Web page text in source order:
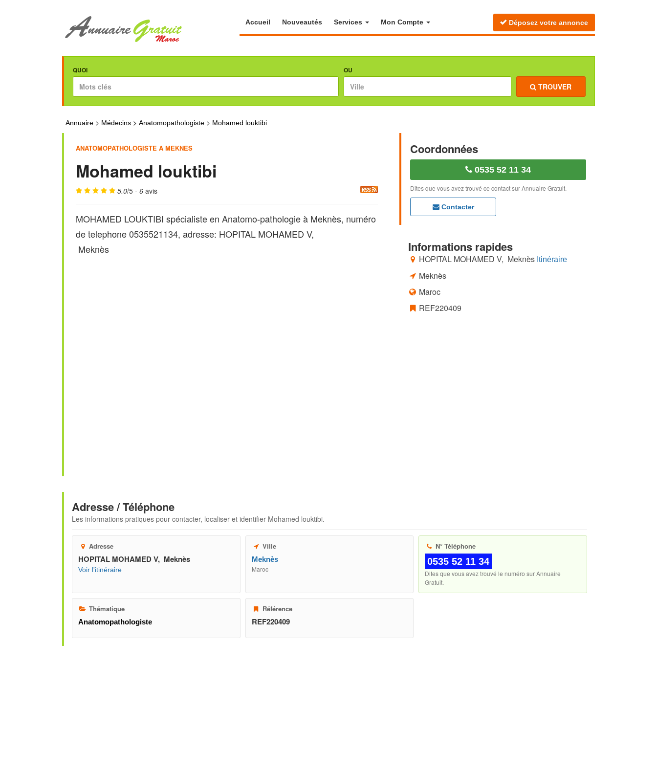
Accueil Nouveautés Services Mon Compte Déposez votre annonce
QUOI OU
TROUVER
Annuaire > Médecins > Anatomopathologiste > Mohamed louktibi
ANATOMOPATHOLOGISTE À MEKNÈS
Mohamed louktibi
5.0/5 - 6 avis
MOHAMED LOUKTIBI spécialiste en Anatomo-pathologie à Meknès, numéro
de telephone 0535521134, adresse: HOPITAL MOHAMED V,
Meknès
Coordonnées
0535 52 11 34
Dites que vous avez trouvé ce contact sur Annuaire Gratuit.
Contacter
Informations rapides
HOPITAL MOHAMED V, Meknès Itinéraire
Meknès
Maroc
REF220409
Adresse / Téléphone
Les informations pratiques pour contacter, localiser et identifier Mohamed louktibi.
Adresse
HOPITAL MOHAMED V, Meknès
Voir l'itinéraire
Ville
Meknès
Maroc
N° Téléphone
0535 52 11 34
Dites que vous avez trouvé le numéro sur Annuaire
Gratuit.
Thématique
Anatomopathologiste
Référence
REF220409